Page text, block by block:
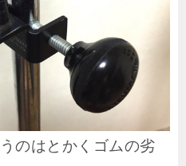
のはとかくゴムの劣